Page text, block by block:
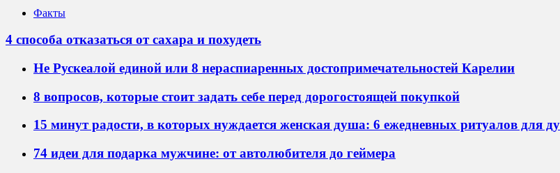
Факты
4 способа отказаться от сахара и похудеть
Не Рускеалой единой или 8 нераспиаренных достопримечательностей Карелии
8 вопросов, которые стоит задать себе перед дорогостоящей покупкой
15 минут радости, в которых нуждается женская душа: 6 ежедневных ритуалов для
74 идеи для подарка мужчине: от автолюбителя до геймера